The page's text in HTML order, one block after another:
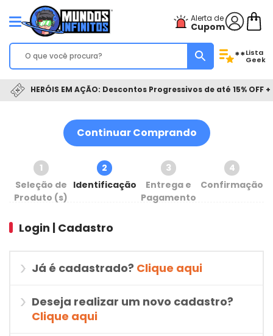
Alerta de
Cupom
**Lista
Geek
HERÓIS EM AÇÃO: Descontos Progressivos de até 15% OFF
Continuar Comprando
1
Seleção de
Produto (s)
2
Identificação
3
Entrega e
Pagamento
4
Confirmação
Login | Cadastro
Já é cadastrado? Clique aqui
Deseja realizar um novo cadastro?
Clique aqui